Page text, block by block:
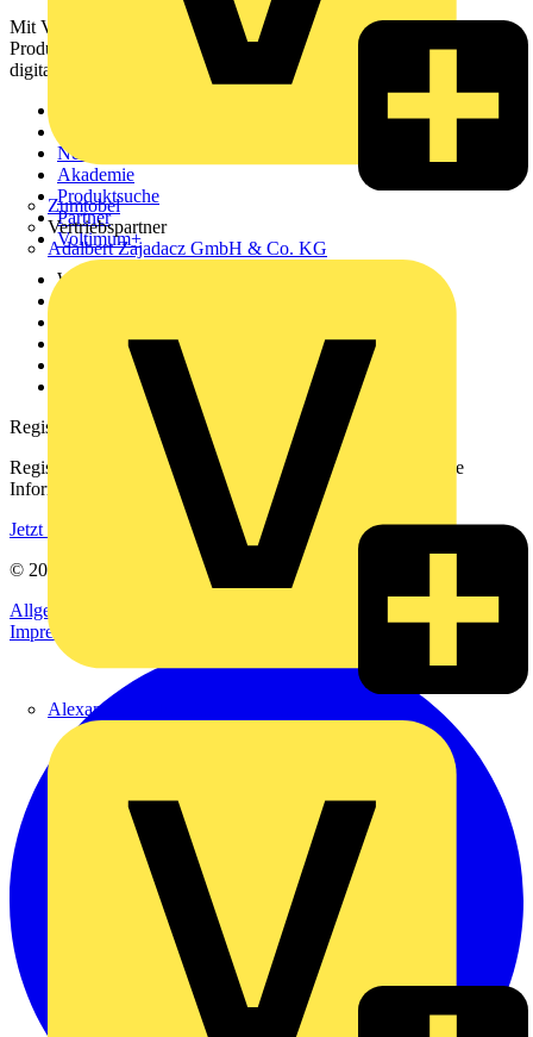
Zumtobel
Vertriebspartner
Adalbert Zajadacz GmbH & Co. KG
Alexander Bürkle GmbH & Co. KG
Mit Voltimum erhalten Elektrofachkräfte Zugang zu Branchennews,
Produktinformationen, Schulungen und Tools – alles auf einer
digitalen Plattform und Community.
News
Akademie
Produktsuche
Partner
Voltimum+
Weitere Links
Downloadbereich (PDFs)
Häufig gestellte Fragen
voltimum.com
Registrierung
Registrieren Sie sich kostenlos und erhalten Sie stets aktuelle
Informationen aus der Elektroindustrie.
Jetzt registrieren
© 2002-
Allgemeine Geschäftsbedingungen
Impressum